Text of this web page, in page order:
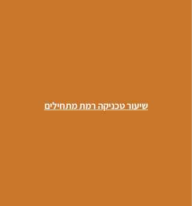
שיעור טכניקה רמת מתחילים